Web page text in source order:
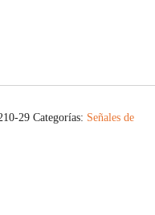
29 Categorías: Señales de